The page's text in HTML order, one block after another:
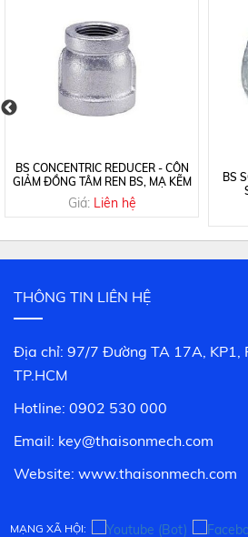
BS CONCENTRIC REDUCER - CÔN
GIẢM ĐỒNG TÂM REN BS, MẠ KẼM
Giá: Liên hệ
BS
THÔNG TIN LIÊN HỆ
Địa chỉ: 97/7 Đường TA 17A, KP1,
TP.HCM
Hotline: 0902 530 000
Email: key@thaisonmech.com
Website: www.thaisonmech.com
MẠNG XÃ HỘI: